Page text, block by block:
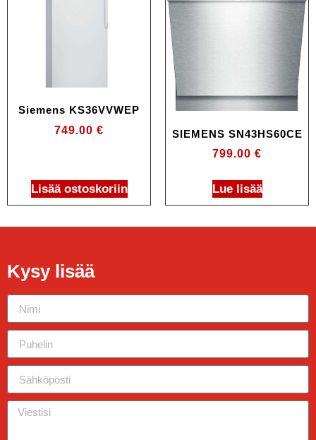
Siemens KS36VVWEP
749.00 €
Lisää ostoskoriin
SIEMENS SN43HS60CE
799.00 €
Lue lisää
Kysy lisää